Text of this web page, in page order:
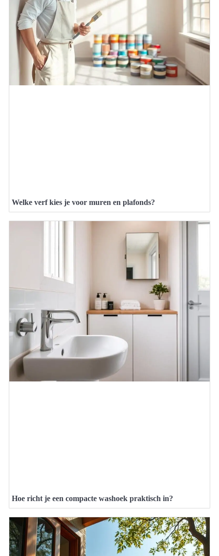
Welke verf kies je voor muren en plafonds?
Hoe richt je een compacte washoek praktisch in?